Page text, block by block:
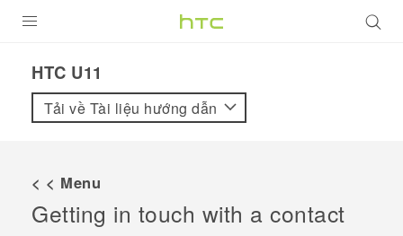
VIVE
VIVERSE
HTC U11‎
Tải về Tài liệu hướng dẫn
< < Menu
Getting in touch with a contact